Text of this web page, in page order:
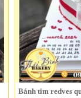
Bánh tim redves